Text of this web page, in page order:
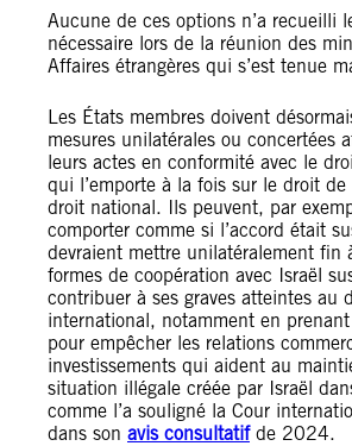
Aucune de ces options n’a recueilli
nécessaire lors de la réunion des
Affaires étrangères qui s’est tenue
Les États membres doivent
mesures unilatérales ou concertées
leurs actes en conformité avec le
qui l’emporte à la fois sur le droit de
droit national. Ils peuvent, par
comporter comme si l’accord était
devraient mettre unilatéralement fin
formes de coopération avec Israël
contribuer à ses graves atteintes au
international, notamment en
pour empêcher les relations
investissements qui aident au
situation illégale créée par Israël
comme l’a souligné la Cour
dans son avis consultatifde 2024.